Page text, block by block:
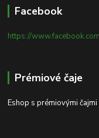
Facebook
https://
Prémiové čaje
Eshop s prémiovými